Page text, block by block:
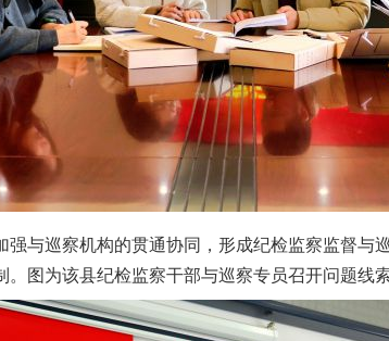
巡察机构的贯通协同，形成纪检监察监督与
图为该县纪检监察干部与巡察专员召开问题线